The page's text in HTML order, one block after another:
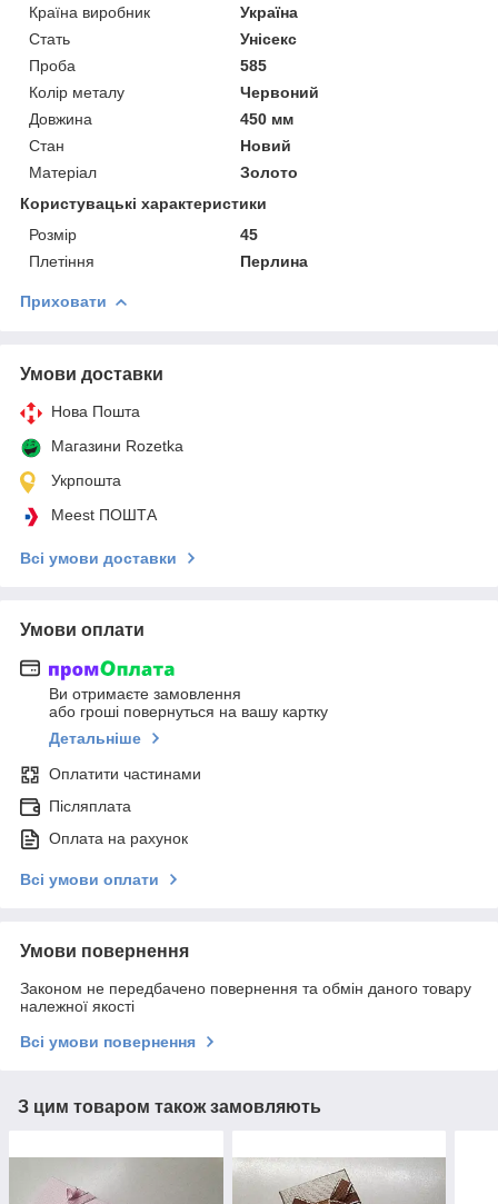
Країна виробник
Україна
Стать
Унісекс
Проба
585
Колір металу
Червоний
Довжина
450 мм
Стан
Новий
Матеріал
Золото
Користувацькі характеристики
Розмір
45
Плетіння
Перлина
Приховати
Умови доставки
Нова Пошта
Магазини Rozetka
Укрпошта
Meest ПОШТА
Всі умови доставки
Умови оплати
Ви отримаєте замовлення
або гроші повернуться на вашу картку
Детальніше
Оплатити частинами
Післяплата
Оплата на рахунок
Всі умови оплати
Умови повернення
Законом не передбачено повернення та обмін даного товару
належної якості
Всі умови повернення
З цим товаром також замовляють